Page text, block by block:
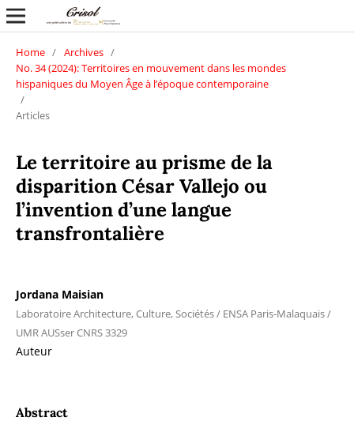
Home / Archives /
No. 34 (2024): Territoires en mouvement dans les mondes
hispaniques du Moyen Âge à l’époque contemporaine
/
Articles
Le territoire au prisme de la
disparition César Vallejo ou
l’invention d’une langue
transfrontalière
Jordana Maisian
Laboratoire Architecture, Culture, Sociétés / ENSA Paris-Malaquais /
UMR AUSser CNRS 3329
Auteur
Abstract